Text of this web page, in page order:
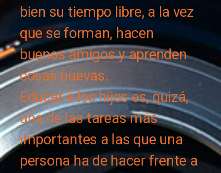
bien su tiempo libre, a la vez
que se forman, hacen
buenos amigos y aprenden
cosas nuevas.
Educar a los hijos es, quizá,
una de las tareas más
importantes a las que una
persona ha de hacer frente a